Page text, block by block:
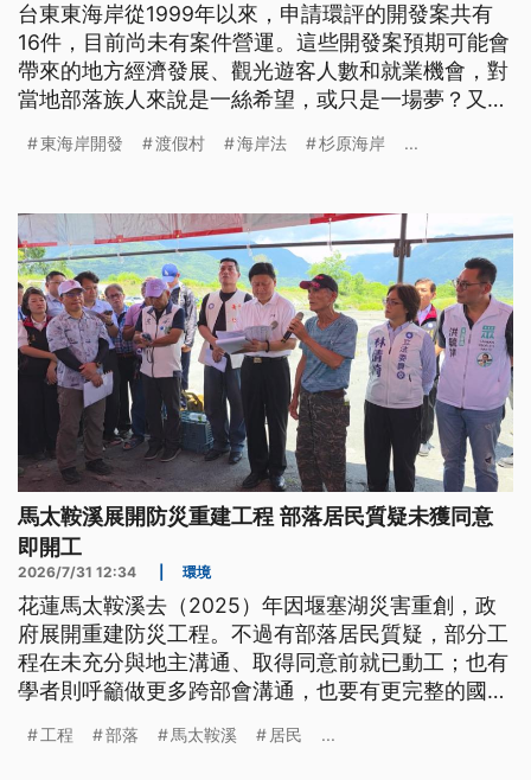
台東東海岸從1999年以來，申請環評的開發案共有
16件，目前尚未有案件營運。這些開發案預期可能會
帶來的地方經濟發展、觀光遊客人數和就業機會，對
當地部落族人來說是一絲希望，或只是一場夢？又會
擊？
東海岸開發 渡假村 海岸法 杉原海岸 ...
馬太鞍溪展開防災重建工程 部落居民質疑未獲同意
即開工
2026/7/31 12:34 環境
花蓮馬太鞍溪去（2025）年因堰塞湖災害重創，政
府展開重建防災工程。不過有部落居民質疑，部分工
程在未充分與地主溝通、取得同意前就已動工；也有
學者則呼籲做更多跨部會溝通，也要有更完整的國土
工程 部落 馬太鞍溪 居民 ...